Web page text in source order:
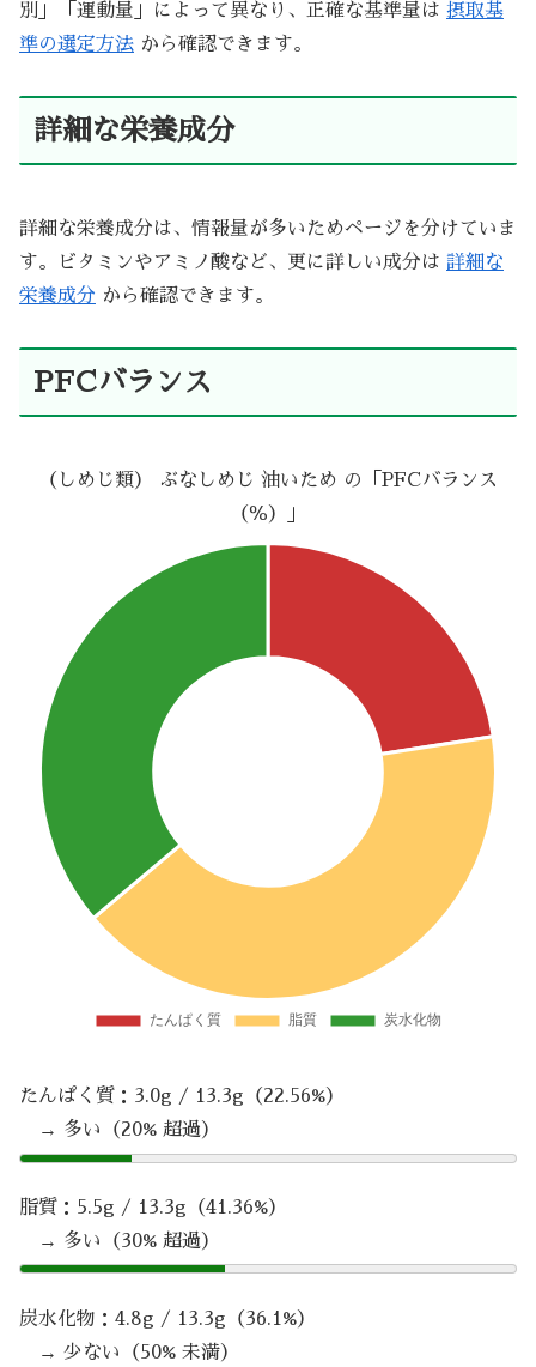
別」「運動量」によって異なり、正確な基準量は 摂取基
準の選定方法 から確認できます。
詳細な栄養成分
詳細な栄養成分は、情報量が多いためページを分けていま
す。ビタミンやアミノ酸など、更に詳しい成分は 詳細な
栄養成分 から確認できます。
PFCバランス
（しめじ類） ぶなしめじ 油いため の「PFCバランス
（％）」
たんぱく質：3.0g / 13.3g（22.56%）
→ 多い（20% 超過）
脂質：5.5g / 13.3g（41.36%）
→ 多い（30% 超過）
炭水化物：4.8g / 13.3g（36.1%）
→ 少ない（50% 未満）